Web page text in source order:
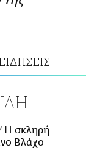
H σκληρή
Βλάχο